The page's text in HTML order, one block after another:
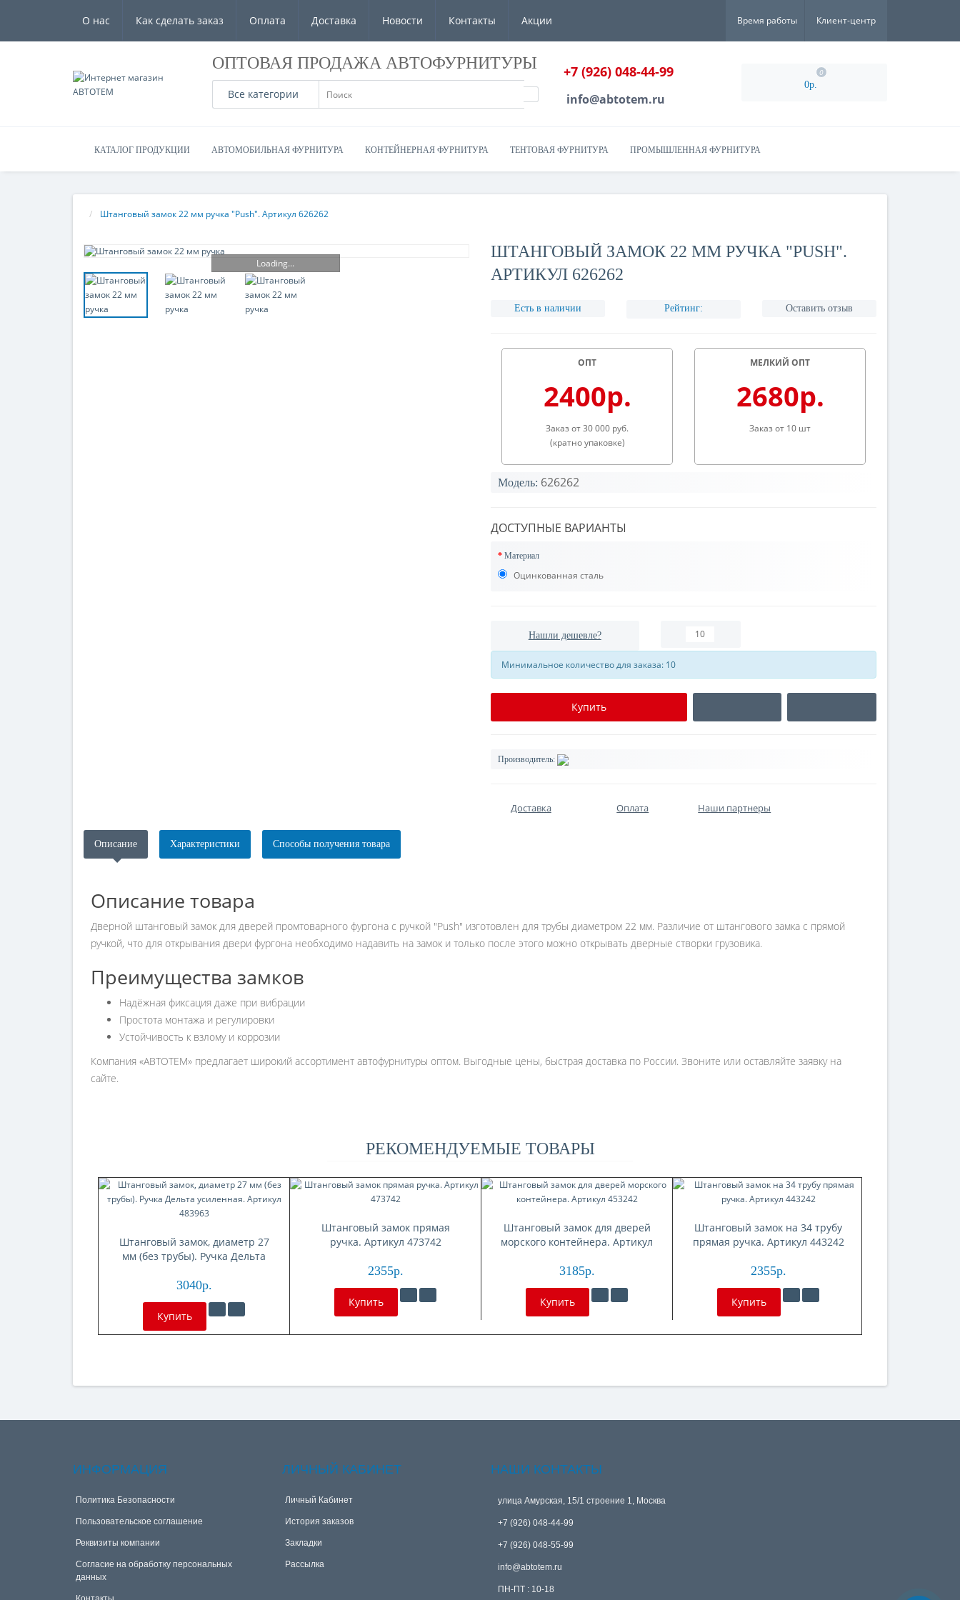
О нас Как сделать заказ Оплата Доставка Новости Контакты Акции Время работы Клиент-центр
ОПТОВАЯ ПРОДАЖА АВТОФУРНИТУРЫ
Все категории
+7 (926) 048-44-99
info@abtotem.ru
0р.
0
КАТАЛОГ ПРОДУКЦИИ АВТОМОБИЛЬНАЯ ФУРНИТУРА КОНТЕЙНЕРНАЯ ФУРНИТУРА ТЕНТОВАЯ ФУРНИТУРА ПРОМЫШЛЕННАЯ ФУРНИТУРА
Штанговый замок 22 мм ручка "Push". Артикул 626262
Loading...
ШТАНГОВЫЙ ЗАМОК 22 ММ РУЧКА "PUSH".
АРТИКУЛ 626262
Есть в наличии Рейтинг: Оставить отзыв
ОПТ
2400р.
Заказ от 30 000 руб.
(кратно упаковке)
МЕЛКИЙ ОПТ
2680р.
Заказ от 10 шт
Модель: 626262
ДОСТУПНЫЕ ВАРИАНТЫ
Материал
Оцинкованная сталь
Нашли дешевле?
Минимальное количество для заказа: 10
Купить
Производитель:
Доставка Оплата Наши партнеры
Описание Характеристики Способы получения товара
Описание товара
Дверной штанговый замок для дверей промтоварного фургона с ручкой "Push" изготовлен для трубы диаметром 22 мм. Различие от штангового замка с прямой
ручкой, что для открывания двери фургона необходимо надавить на замок и только после этого можно открывать дверные створки грузовика.
Преимущества замков
Надёжная фиксация даже при вибрации
Простота монтажа и регулировки
Устойчивость к взлому и коррозии
Компания «АВТОТЕМ» предлагает широкий ассортимент автофурнитуры оптом. Выгодные цены, быстрая доставка по России. Звоните или оставляйте заявку на
сайте.
РЕКОМЕНДУЕМЫЕ ТОВАРЫ
Штанговый замок, диаметр 27
мм (без трубы). Ручка Дельта
3040р.
Купить
Штанговый замок прямая
ручка. Артикул 473742
2355р.
Купить
Штанговый замок для дверей
морского контейнера. Артикул
3185р.
Купить
Штанговый замок на 34 трубу
прямая ручка. Артикул 443242
2355р.
Купить
ИНФОРМАЦИЯ
Политика Безопасности
Пользовательское соглашение
Реквизиты компании
Согласие на обработку персональных
данных
ЛИЧНЫЙ КАБИНЕТ
Личный Кабинет
История заказов
Закладки
Рассылка
НАШИ КОНТАКТЫ
улица Амурская, 15/1 строение 1, Москва
+7 (926) 048-44-99
+7 (926) 048-55-99
info@abtotem.ru
ПН-ПТ : 10-18